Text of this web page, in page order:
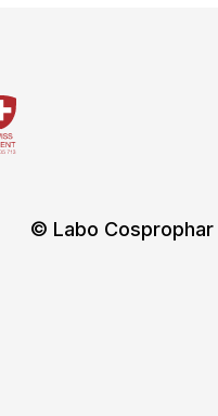
© Labo Cosprophar